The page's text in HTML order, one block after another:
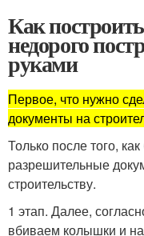
Как
недорого
руками
Первое, что нужно
документы на
Только после того,
разрешительные
строительству.
1 этап. Далее,
вбиваем колышки и